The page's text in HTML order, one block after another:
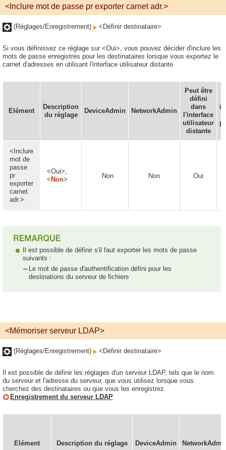
<Inclure mot de passe pr exporter carnet adr.>
(Réglages/Enregistrement) <Définir destinataire>
Si vous définissez ce réglage sur <Oui>, vous pouvez décider d'inclure les
mots de passe enregistrés pour les destinataires lorsque vous exportez le
carnet d'adresses en utilisant l'interface utilisateur distante.
Elément
Description
du réglage
DeviceAdmin NetworkAdmin
Peut être
défini
dans
l'interface
utilisateur
distante
<Inclure
mot de
passe
pr
exporter
carnet
adr.>
<Oui>,
< Non> Non Non Oui
Il est possible de définir s'il faut exporter les mots de passe
suivants :
Le mot de passe d'authentification défini pour les
destinations du serveur de fichiers
<Mémoriser serveur LDAP>
(Réglages/Enregistrement) <Définir destinataire>
Il est possible de définir les réglages d'un serveur LDAP, tels que le nom
du serveur et l'adresse du serveur, que vous utilisez lorsque vous
cherchez des destinataires ou que vous les enregistrez.
Enregistrement du serveur LDAP
Elément Description du réglage DeviceAdmin